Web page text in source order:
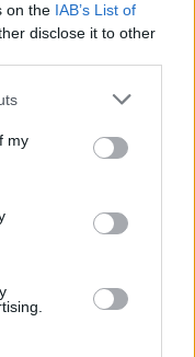
on the IAB’s List of
disclose it to other
one or more Google
You may click to
third-party tags to
in below Google
my
és az irániak
használatra,
amely
kapcsolattá
hogy